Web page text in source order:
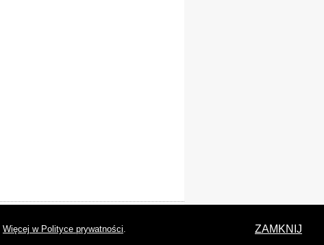
Więcej w Polityce prywatności. ZAMKNIJ